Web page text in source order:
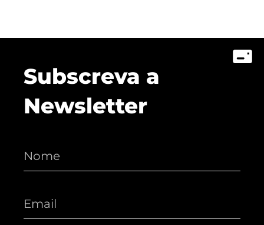
Subscreva a
Newsletter